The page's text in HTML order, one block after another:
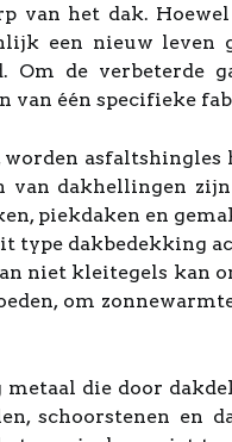
van het dak.
een nieuw leven
Om de
van één specifieke
van dakhellingen
piekdaken en
type dakbedekking
niet kleitegels kan
om
die door
schoorstenen en